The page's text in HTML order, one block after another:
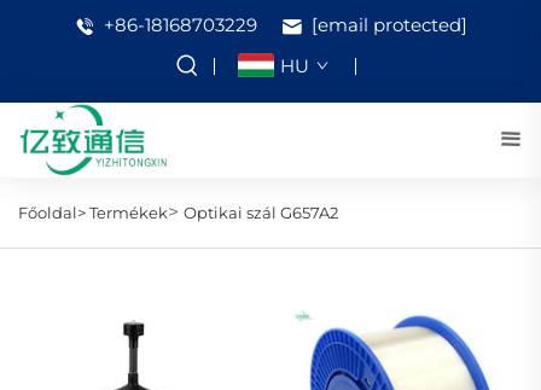
+86-18168703229
[email protected]
HU
Főoldal>Termékek> Optikai szál G657A2